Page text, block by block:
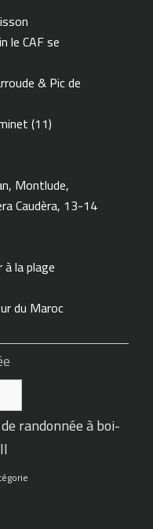
le CAF se
& Pic de
(11)
Montlude,
Caudèra, 13-14
la plage
du Maroc
randonnée à boi-